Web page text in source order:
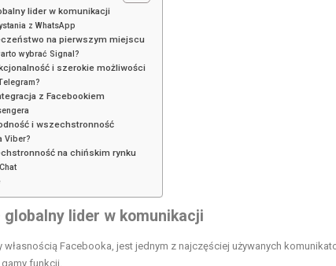
lider w komunikacji
z WhatsApp
na pierwszym miejscu
wybrać Signal?
i szerokie możliwości
z Facebookiem
i wszechstronność
Viber?
na chińskim rynku
globalny lider w komunikacji
własnością Facebooka, jest jednym z najczęściej używanych
funkcji.